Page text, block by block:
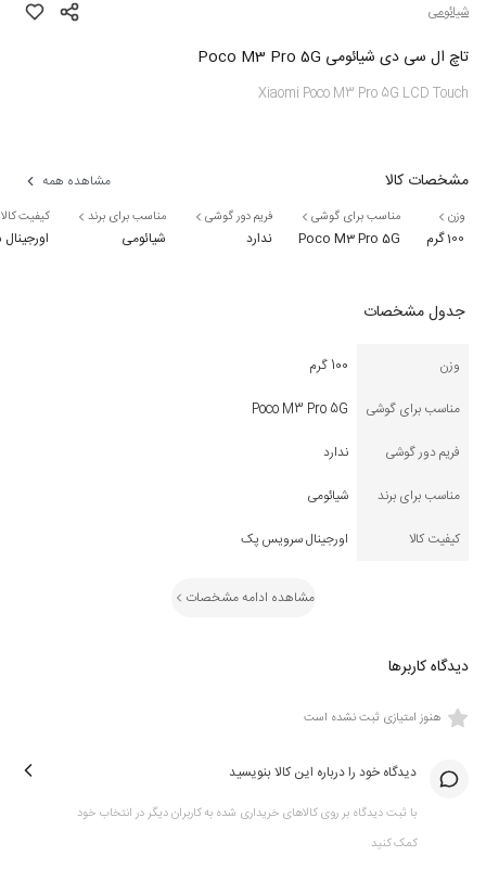
شیائومی
تاچ ال سی دی شیائومی Poco M3 Pro 5G
Xiaomi Poco M3 Pro 5G LCD Touch
مشخصات کالا مشاهده همه
وزن
100 گرم
مناسب برای گوشی
Poco M3 Pro 5G
فریم دور گوشی
ندارد
مناسب برای برند
شیائومی
کیفیت کالا
جدول مشخصات
وزن
100 گرم
مناسب برای گوشی
Poco M3 Pro 5G
فریم دور گوشی
ندارد
مناسب برای برند
شیائومی
کیفیت کالا
اورجینال سرویس پک
مشاهده ادامه مشخصات
دیدگاه کاربرها
هنوز امتیازی ثبت نشده است
دیدگاه خود را درباره این کالا بنویسید
با ثبت دیدگاه بر روی کالاهای خریداری شده به کاربران دیگر در انتخاب خود
کمک کنید